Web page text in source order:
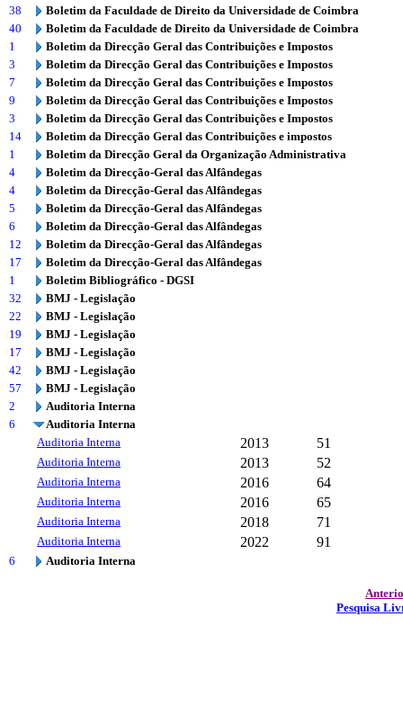
38
Boletim da Faculdade de Direito da Universidade de Coimbra
40
Boletim da Faculdade de Direito da Universidade de Coimbra
1
Boletim da Direcção Geral das Contribuições e Impostos
3
Boletim da Direcção Geral das Contribuições e Impostos
7
Boletim da Direcção Geral das Contribuições e Impostos
9
Boletim da Direcção Geral das Contribuições e Impostos
3
Boletim da Direcção Geral das Contribuições e Impostos
14
Boletim da Direcção Geral das Contribuições e impostos
1
Boletim da Direcção Geral da Organização Administrativa
4
Boletim da Direcção-Geral das Alfândegas
4
Boletim da Direcção-Geral das Alfândegas
5
Boletim da Direcção-Geral das Alfândegas
6
Boletim da Direcção-Geral das Alfândegas
12
Boletim da Direcção-Geral das Alfândegas
17
Boletim da Direcção-Geral das Alfândegas
1
Boletim Bibliográfico - DGSI
32
BMJ - Legislação
22
BMJ - Legislação
19
BMJ - Legislação
17
BMJ - Legislação
42
BMJ - Legislação
57
BMJ - Legislação
2
Auditoria Interna
6
Auditoria Interna
Auditoria Interna
2013 51
Auditoria Interna 2013 52
Auditoria Interna 2016 64
Auditoria Interna 2016 65
Auditoria Interna 2018 71
Auditoria Interna 2022 91
6 Auditoria Interna
Pesquisa